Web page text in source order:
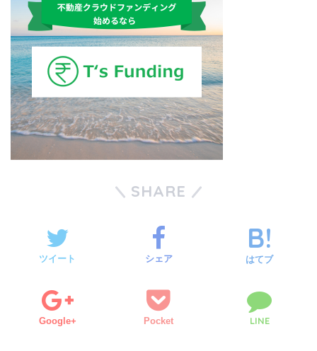
SHARE
ツイート シェア はてブ
Google+ Pocket LINE